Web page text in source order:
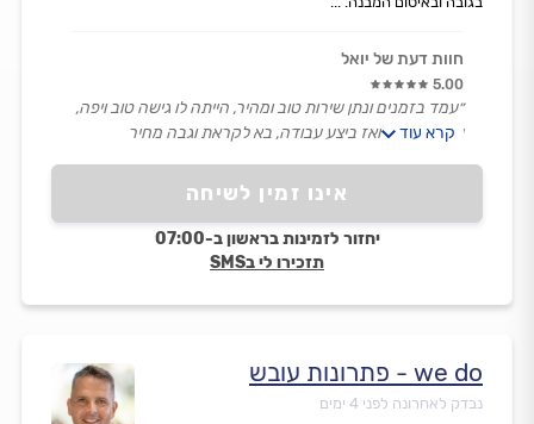
אינו זמין לשיחה
יחזור לזמינות בראשון ב-07:00
תזכירו לי בSMS
חוות דעת של יואל
5.00
״עמד בזמנים ונתן שירות טוב ומהיר, הייתה לו גישה טוב ויפה,
עשה בדיקה ואז ביצע עבודה, בא לקראת וגבה מחיר
קרא עוד
we do - פתרונות עובש
נבדק לאחרונה לפני 4 ימים